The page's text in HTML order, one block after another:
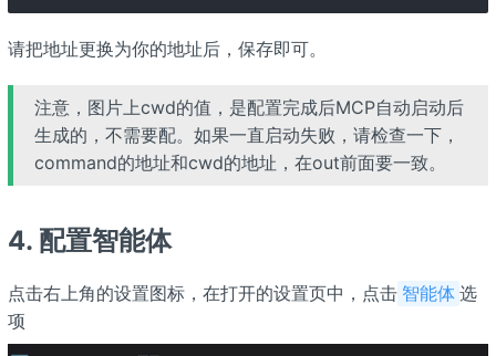
请把地址更换为你的地址后，保存即可。
注意，图片上cwd的值，是配置完成后MCP自动启动后
生成的，不需要配。如果一直启动失败，请检查一下，
command的地址和cwd的地址，在out前面要一致。
4. 配置智能体
点击右上角的设置图标，在打开的设置页中，点击 智能体 选
项